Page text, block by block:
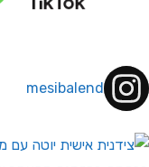
mesibalend
לחברי מועדון